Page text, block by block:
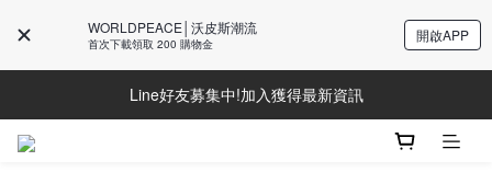
WORLDPEACE│沃皮斯潮流
首次下載領取 200 購物金 開啟APP
Line好友募集中!加入獲得最新資訊
Line好友募集中!加入獲得最新資訊
防詐騙提醒!請勿聽從不明來電操作ATM與提供個人資訊